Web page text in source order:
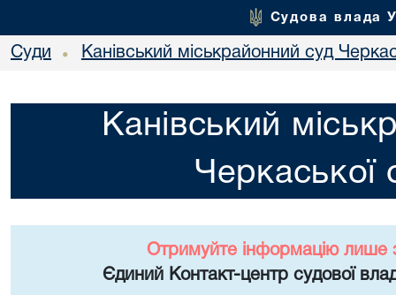
Судова влада
Суди • Канівський міськрайонний суд
Канівський
Черкаської
Отримуйте інформацію лише
Єдиний Контакт-центр судової